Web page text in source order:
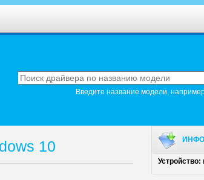
Введите название модели,
10
Устройство: